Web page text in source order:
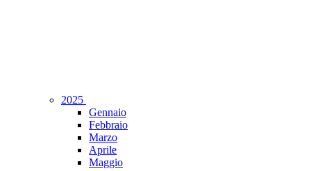
2025
Gennaio
Febbraio
Marzo
Aprile
Maggio